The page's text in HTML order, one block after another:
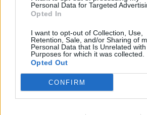
Personal Data for Targeted
Opted In
I want to opt-out of Collection, Use,
Retention, Sale, and/or Sharing of
Personal Data that Is Unrelated
Purposes for which it was collected.
Opted Out
CONFIRM
Όταν ο σεισμός της Κρήτης «λάβωσε»
Αλεξάνδρειας
08:55
Νέοι ρωσικοί βομβαρδισμοί στο Κίεβο:
μεταξύ των οποίων ένα παιδί